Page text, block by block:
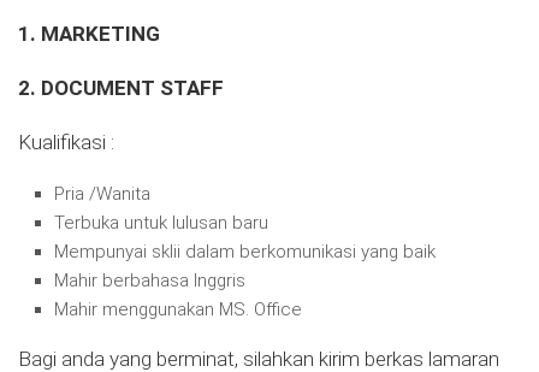
1. MARKETING
2. DOCUMENT STAFF
Kualifikasi :
Pria /Wanita
Terbuka untuk lulusan baru
Mempunyai sklii dalam berkomunikasi yang baik
Mahir berbahasa Inggris
Mahir menggunakan MS. Office
Bagi anda yang berminat, silahkan kirim berkas lamaran